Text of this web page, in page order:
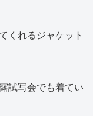
くれるジャケット
試写会でも着てい